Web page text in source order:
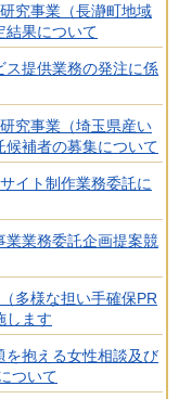
究事業（長瀞町地域
結果について
ス提供業務の発注に係
究事業（埼玉県産い
候補者の募集について
イト制作業務委託に
業業務委託企画提案競
多様な担い手確保PR
します
を抱える女性相談及び
ついて